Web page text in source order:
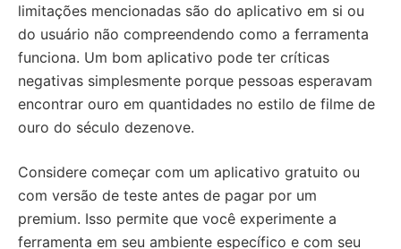
limitações mencionadas são do aplicativo em si ou
do usuário não compreendendo como a ferramenta
funciona. Um bom aplicativo pode ter críticas
negativas simplesmente porque pessoas esperavam
encontrar ouro em quantidades no estilo de filme de
ouro do século dezenove.
Considere começar com um aplicativo gratuito ou
com versão de teste antes de pagar por um
premium. Isso permite que você experimente a
ferramenta em seu ambiente específico e com seu